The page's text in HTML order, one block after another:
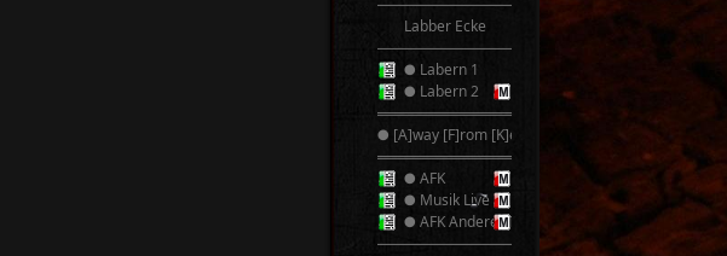
──────────
Labber Ecke
──────────
● Labern 1
● Labern 2
══════════
● [A]way [F]rom [K]eyboard ●
══════════
● AFK
● Musik Live
● AFK Anderer TS
──────────